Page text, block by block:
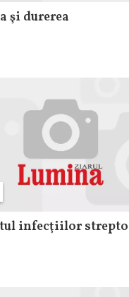
şi durerea
infecţiilor